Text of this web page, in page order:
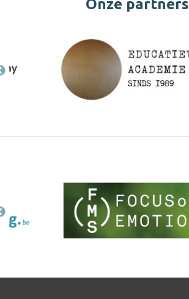
Onze partners